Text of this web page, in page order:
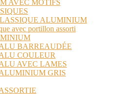
AVEC MOTIFS
ALUMINIUM
avec portillon assorti
BARREAUDÉE
COULEUR
AVEC LAMES
GRIS